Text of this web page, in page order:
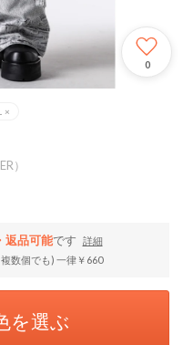
0
×
）
返品可能です
詳細
数個でも) 一律￥660
を選ぶ